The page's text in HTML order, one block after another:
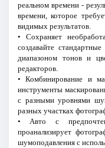
реальном времени -
времени, которое
видимых результатов.
• Сохраняет
создавайте
диапазоном тонов и
редакторов.
• Комбинирование и
инструменты
с разными уровнями
разных участках
• Авто с
проанализирует
шумоподавления с